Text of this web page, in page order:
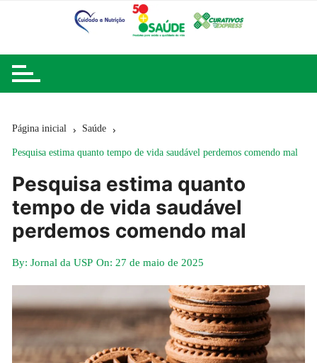
Página inicial Saúde
Pesquisa estima quanto tempo de vida saudável perdemos comendo mal
Pesquisa estima quanto
tempo de vida saudável
perdemos comendo mal
By: Jornal da USP On:27 de maio de 2025